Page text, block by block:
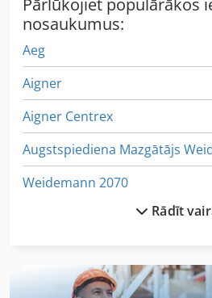
nosaukumus:
Aeg
Aigner
Aigner Centrex
Augstspiediena Mazgātājs
Weidemann 2070
Weiler 260
Rādīt